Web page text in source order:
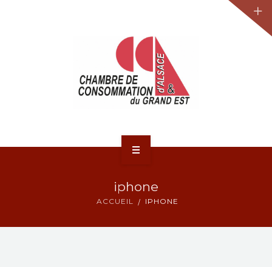
iphone
ACCUEIL IPHONE